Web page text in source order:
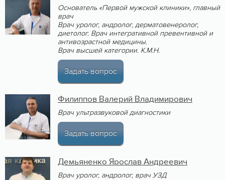
Основатель «Первой мужской клиники», главный
врач
Врач уролог, андролог, дерматовенеролог,
диетолог. Врач интегративной превентивной и
антивозрастной медицины.
Врач высшей категории. К.М.Н.
Задать вопрос
Филиппов Валерий Владимирович
Врач ультразвуковой диагностики
Задать вопрос
Демьяненко Ярослав Андреевич
Врач уролог, андролог, врач УЗД